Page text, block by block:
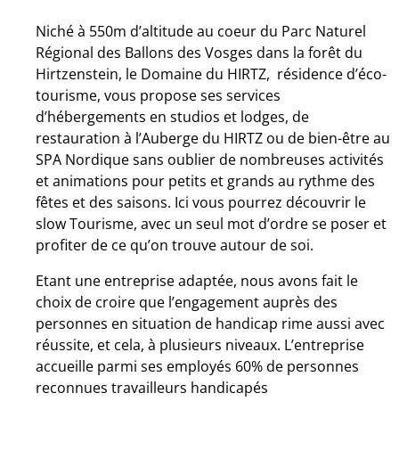
Niché à 550m d’altitude au coeur du Parc Naturel
Régional des Ballons des Vosges dans la forêt du
Hirtzenstein, le Domaine du HIRTZ, résidence d’éco-
tourisme, vous propose ses services
d’hébergements en studios et lodges, de
restauration à l’Auberge du HIRTZ ou de bien-être au
SPA Nordique sans oublier de nombreuses activités
et animations pour petits et grands au rythme des
fêtes et des saisons. Ici vous pourrez découvrir le
slow Tourisme, avec un seul mot d’ordre se poser et
profiter de ce qu’on trouve autour de soi.
Etant une entreprise adaptée, nous avons fait le
choix de croire que l’engagement auprès des
personnes en situation de handicap rime aussi avec
réussite, et cela, à plusieurs niveaux. L’entreprise
accueille parmi ses employés 60% de personnes
reconnues travailleurs handicapés